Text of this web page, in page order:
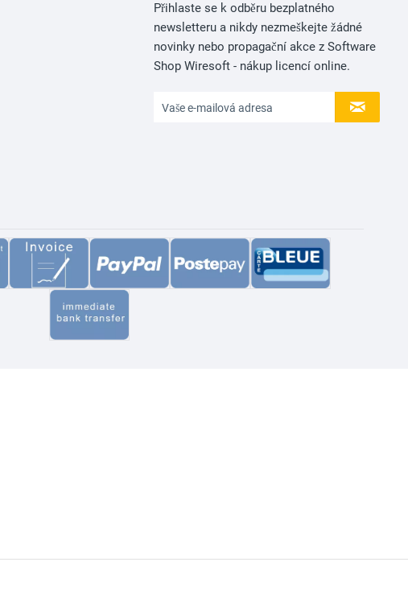
Přihlaste se k odběru bezplatného
newsletteru a nikdy nezmeškejte žádné
novinky nebo propagační akce z Software
Shop Wiresoft - nákup licencí online.